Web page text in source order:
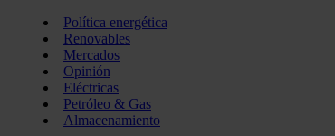
Política energética
Renovables
Mercados
Opinión
Eléctricas
Petróleo & Gas
Almacenamiento